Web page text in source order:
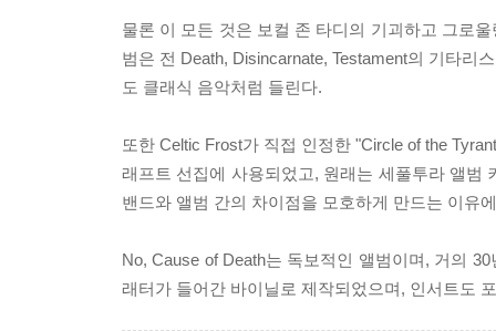
물론 이 모든 것은 보컬 존 타디의 기괴하고 그로
범은 전 Death, Disincarnate, Testament의 기타리
도 클래식 음악처럼 들린다.
또한 Celtic Frost가 직접 인정한 "Circle of the
래프트 선집에 사용되었고, 원래는 세풀투라 앨범
밴드와 앨범 간의 차이점을 모호하게 만드는 이유
No, Cause of Death는 독보적인 앨범이며, 거의
래터가 들어간 바이닐로 제작되었으며, 인서트도